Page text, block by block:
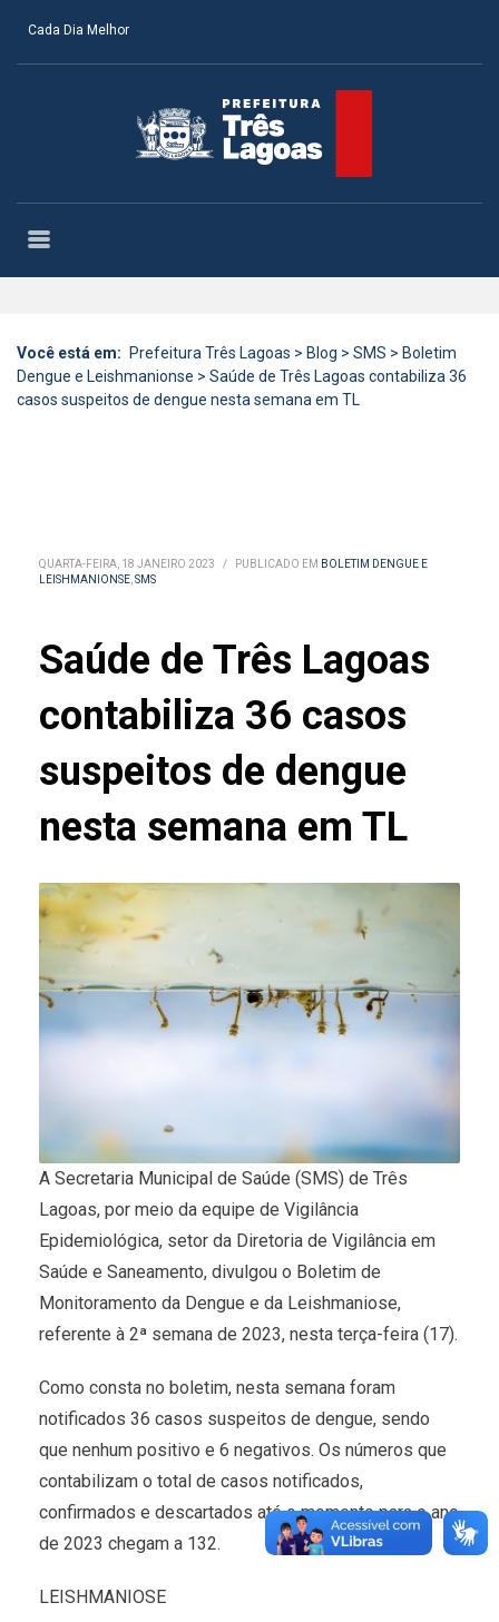
Cada Dia Melhor
Você está em: Prefeitura Três Lagoas > Blog > SMS > Boletim
Dengue e Leishmanionse > Saúde de Três Lagoas contabiliza 36
casos suspeitos de dengue nesta semana em TL
QUARTA-FEIRA, 18 JANEIRO 2023 / PUBLICADO EM BOLETIM DENGUE E
LEISHMANIONSE,SMS
Saúde de Três Lagoas
contabiliza 36 casos
suspeitos de dengue
nesta semana em TL
A Secretaria Municipal de Saúde (SMS) de Três
Lagoas, por meio da equipe de Vigilância
Epidemiológica, setor da Diretoria de Vigilância em
Saúde e Saneamento, divulgou o Boletim de
Monitoramento da Dengue e da Leishmaniose,
referente à 2ª semana de 2023, nesta terça-feira (17).
Como consta no boletim, nesta semana foram
notificados 36 casos suspeitos de dengue, sendo
que nenhum positivo e 6 negativos. Os números que
contabilizam o total de casos notificados,
confirmados e descartados até o momento para o ano
de 2023 chegam a 132.
LEISHMANIOSE